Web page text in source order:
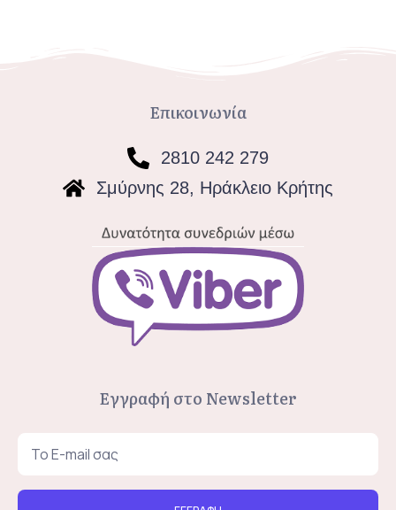
Επικοινωνία
2810 242 279
Σμύρνης 28, Ηράκλειο Κρήτης
Εγγραφή στο Newsletter